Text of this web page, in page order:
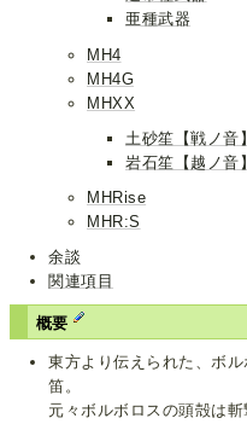
亜種武器
MH4
MH4G
MHXX
土砂笙【戦ノ音
岩石笙【越ノ音
MHRise
MHR:S
余談
関連項目
概要
東方より伝えられた、ボ
笛。
元々ボルボロスの頭殻は